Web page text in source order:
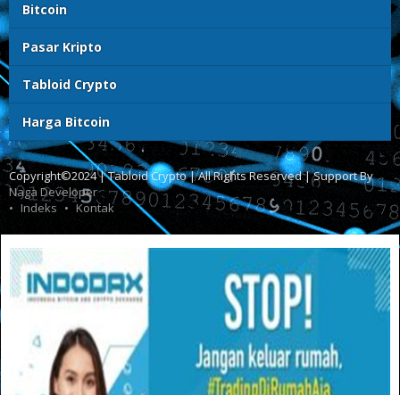
Bitcoin
Pasar Kripto
Tabloid Crypto
Harga Bitcoin
Copyright©2024 | Tabloid Crypto | All Rights Reserved | Support By
Naga Developer
Indeks
Kontak